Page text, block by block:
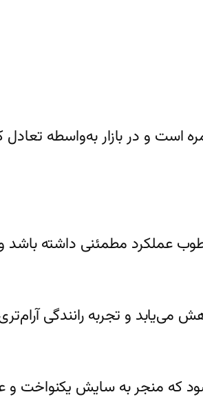
است و در بازار به‌واسطه
مطمئنی داشته باشد و
می‌یابد و تجربه رانندگی
که منجر به سایش یکنواخت و